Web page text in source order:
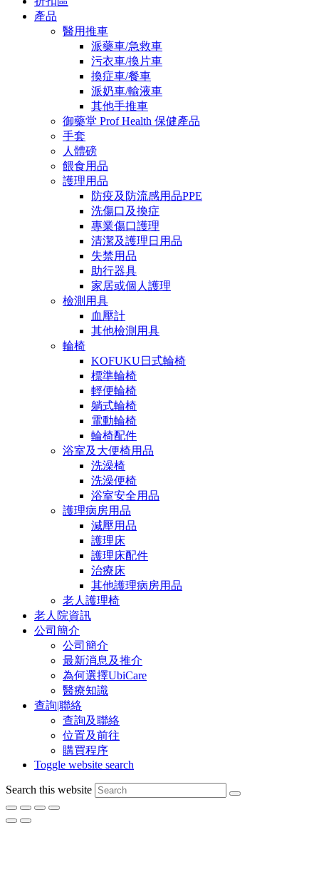
產品
醫用推車
派藥車/急救車
污衣車/換片車
換症車/餐車
派奶車/輸液車
其他手推車
御藥堂 Prof Health 保健產品
手套
人體磅
餵食用品
護理用品
防疫及防流感用品PPE
洗傷口及換症
專業傷口護理
清潔及護理日用品
失禁用品
助行器具
家居或個人護理
檢測用具
血壓計
其他檢測用具
輪椅
KOFUKU日式輪椅
標準輪椅
輕便輪椅
躺式輪椅
電動輪椅
輪椅配件
浴室及大便椅用品
洗澡椅
洗澡便椅
浴室安全用品
護理病房用品
減壓用品
護理床
護理床配件
治療床
其他護理病房用品
老人護理椅
老人院資訊
公司簡介
公司簡介
最新消息及推介
為何選擇UbiCare
醫療知識
查詢|聯絡
查詢及聯絡
位置及前往
購買程序
Toggle website search
Search this website